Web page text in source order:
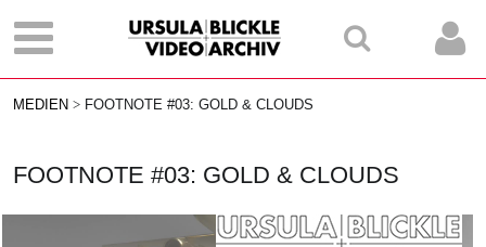
MEDIEN FOOTNOTE #03: GOLD & CLOUDS
FOOTNOTE #03: GOLD & CLOUDS